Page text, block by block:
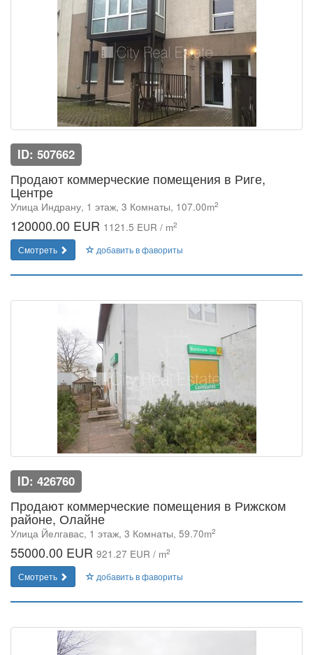
ID: 507662
Продают коммерческие помещения в Риге,
Центре
Улица Индрану, 1 этаж, 3 Комнаты, 107.00m2
120000.00 EUR 1121.5 EUR / m2
Смотреть добавить в фавориты
ID: 426760
Продают коммерческие помещения в Рижском
районе, Олайне
Улица Йeлгавас, 1 этаж, 3 Комнаты, 59.70m2
55000.00 EUR 921.27 EUR / m2
Смотреть добавить в фавориты